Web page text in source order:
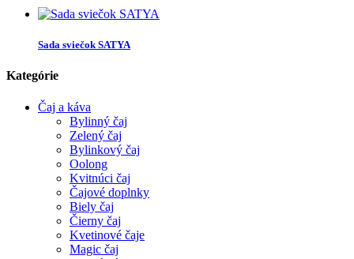
Sada sviečok SATYA
Kategórie
Čaj a káva
Bylinný čaj
Zelený čaj
Bylinkový čaj
Oolong
Kvitnúci čaj
Čajové doplnky
Biely čaj
Čierny čaj
Kvetinové čaje
Magic čaj